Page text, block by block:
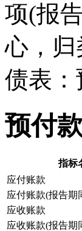
项(报
心，
债表
预付
指标
应付账款
应付账款(报告期
应收账款
应收账款(报告期